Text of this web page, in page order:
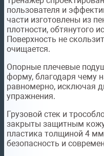
пользователя и
части изготовлены из
плотности, обтянутого
Поверхность не
очищается.
Опорные плечевые
форму, благодаря чему
равномерно, исключая
упражнения.
Грузовой стек и
закрыты защитным
пластика толщиной 4
безопасность и